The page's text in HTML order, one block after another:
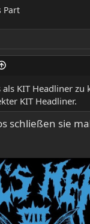
Part
KIT Headliner zu
KIT Headliner.
schließen sie